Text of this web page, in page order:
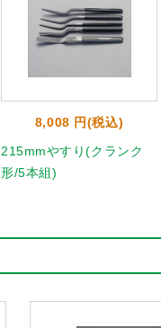
8,008 円(税込)
215mmやすり(クランク
形/5本組)